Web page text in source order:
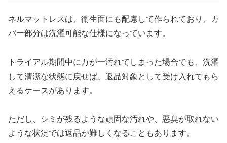
ネルマットレスは、衛生面にも配慮して作られており、カ
バー部分は洗濯可能な仕様になっています。
トライアル期間中に万が一汚れてしまった場合でも、洗濯
して清潔な状態に戻せば、返品対象として受け入れてもら
えるケースがあります。
ただし、シミが残るような頑固な汚れや、悪臭が取れない
ような状況では返品が難しくなることもあります。